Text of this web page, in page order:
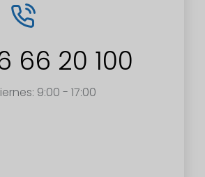
66 20 100
9:00 - 17:00